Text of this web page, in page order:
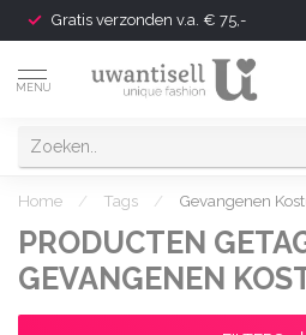
Gratis verzonden v.a. € 75,-
MENU
Home / Tags / Gevangenen
PRODUCTEN
GEVANGENEN